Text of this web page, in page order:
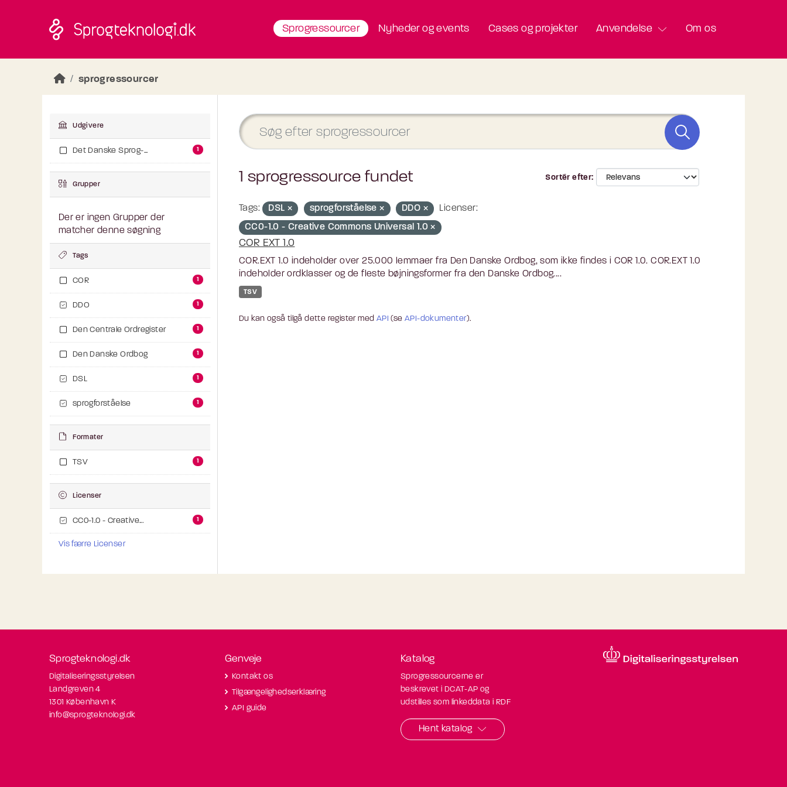
Sprogressourcer Nyheder og events Cases og projekter Anvendelse Om os
sprogressourcer
Udgivere
Det Danske Sprog-... 1
Grupper
Der er ingen Grupper der
matcher denne søgning
Tags
COR 1
DDO 1
Den Centrale Ordregister 1
Den Danske Ordbog 1
DSL 1
sprogforståelse 1
Formater
TSV 1
Licenser
CC0-1.0 - Creative... 1
Vis færre Licenser
Sortér efter
1 sprogressource fundet
Tags: DSL sprogforståelse DDO
Licenser:
CC0-1.0 - Creative Commons Universal 1.0
COR EXT 1.0
COR.EXT 1.0 indeholder over 25.000 lemmaer fra Den Danske Ordbog, som ikke findes i COR 1.0. COR.EXT 1.0
indeholder ordklasser og de fleste bøjningsformer fra den Danske Ordbog....
TSV
Du kan også tilgå dette register med API (seAPI-dokumenter).
Sprogteknologi.dk
Digitaliseringsstyrelsen
Landgreven 4
1301 København K
info@sprogteknologi.dk
Genveje
Kontakt os
Tilgængelighedserklæring
API guide
Katalog
Sprogressourcerne er
beskrevet i DCAT-AP og
udstilles som linkeddata i RDF
Hent katalog